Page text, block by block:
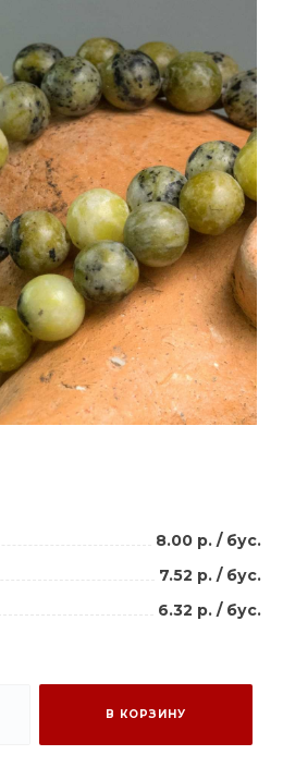
8.00 р. / бус.
7.52 р. / бус.
6.32 р. / бус.
В КОРЗИНУ